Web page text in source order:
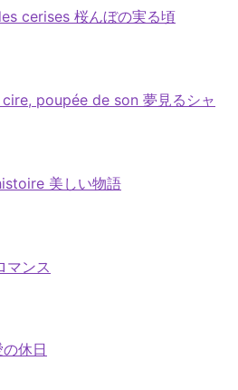
cerises 桜んぼの実る頃
poupée de son 夢見るシャ
美しい物語
マンス
休日